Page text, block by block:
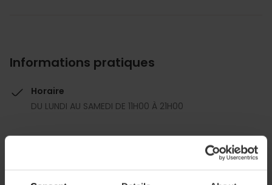
Informations pratiques
Horaire
DU LUNDI AU SAMEDI DE 11H00 À 21H00